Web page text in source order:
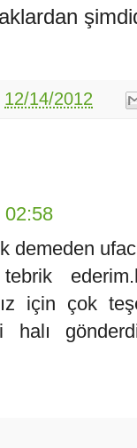
12/14/2012
02:58
demeden
için çok